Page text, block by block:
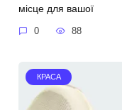
місце для вашої
0 88
КРАСА